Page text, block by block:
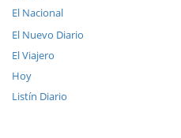
El Nacional
El Nuevo Diario
El Viajero
Hoy
Listín Diario